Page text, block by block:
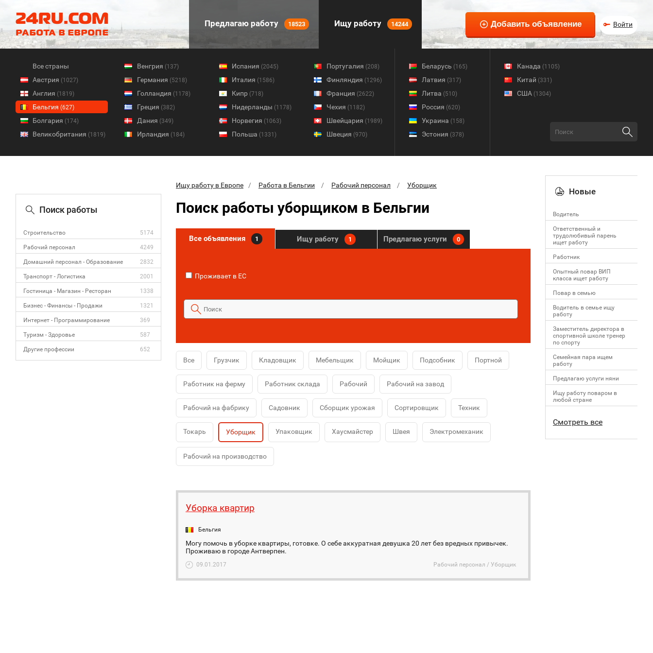
Предлагаю работу 18523 Ищу работу 14244 Войти
Все страны
Австрия (1027)
Англия (1819)
Бельгия (627)
Болгария (174)
Великобритания (1819)
Венгрия (137)
Германия (5218)
Голландия (1178)
Греция (382)
Дания (349)
Ирландия (184)
Испания (2045)
Италия (1586)
Кипр (718)
Нидерланды (1178)
Норвегия (1063)
Польша (1331)
Португалия (208)
Финляндия (1296)
Франция (2622)
Чехия (1182)
Швейцария (1989)
Швеция (970)
Беларусь (165)
Латвия (317)
Литва (510)
Россия (620)
Украина (158)
Эстония (378)
Канада (1105)
Китай (331)
США (1304)
Поиск работы
Строительство 5174
Рабочий персонал 4249
Домашний персонал - Образование 2832
Транспорт - Логистика 2001
Гостиница - Магазин - Ресторан 1338
Бизнес - Финансы - Продажи 1321
Интернет - Программирование 369
Туризм - Здоровье 587
Другие профессии 652
Ищу работу в Европе Работа в Бельгии Рабочий персонал Уборщик
Поиск работы уборщиком в Бельгии
Все объявления 1 Ищу работу 1 Предлагаю услуги 0
Проживает в ЕС
Все Грузчик Кладовщик Мебельщик Мойщик Подсобник Портной
Работник на ферму Работник склада Рабочий Рабочий на завод
Рабочий на фабрику Садовник Сборщик урожая Сортировщик Техник
Токарь Уборщик Упаковщик Хаусмайстер Швея Электромеханик
Рабочий на производство
Уборка квартир
Бельгия
Могу помочь в уборке квартиры, готовке. О себе аккуратная девушка 20 лет без вредных привычек.
Проживаю в городе Антверпен.
09.01.2017 Рабочий персонал / Уборщик
Новые
Водитель
Ответственный и
трудолюбивый парень
ищет работу
Работник
Опытный повар ВИП
класса ищет работу
Повар в семью
Водитель в семье ищу
работу
Заместитель директора в
спортивной школе тренер
по спорту
Семейная пара ищем
работу
Предлагаю услуги няни
Ищу работу поваром в
любой стране
Смотреть все